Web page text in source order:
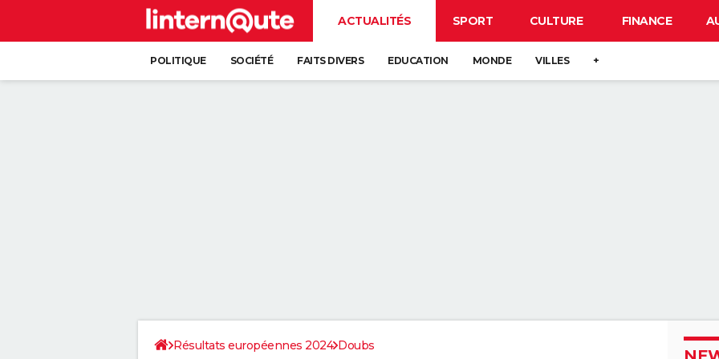
ACTUALITÉS SPORT CULTURE FINANCE
POLITIQUE SOCIÉTÉ FAITS DIVERS EDUCATION MONDE VILLES +
Résultats européennes 2024 Doubs